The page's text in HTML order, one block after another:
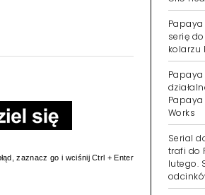
zaznacz go i wciśnij Ctrl + Enter
Papaya
serię
kolarzu
Papaya
Works
Serial
trafi do
lutego.